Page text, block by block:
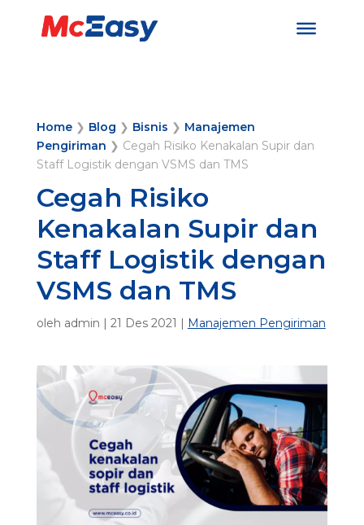
Home❯ Blog ❯ Bisnis ❯ Manajemen
Pengiriman ❯ Cegah Risiko Kenakalan Supir dan
Staff Logistik dengan VSMS dan TMS
Cegah Risiko
Kenakalan Supir dan
Staff Logistik dengan
VSMS dan TMS
oleh admin | 21 Des 2021 | Manajemen Pengiriman